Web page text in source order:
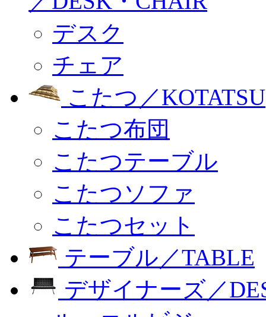
デスク
チェア
こたつ／KOTATSU
こたつ布団
こたつテーブル
こたつソファ
こたつセット
テーブル／TABLE
デザイナーズ／